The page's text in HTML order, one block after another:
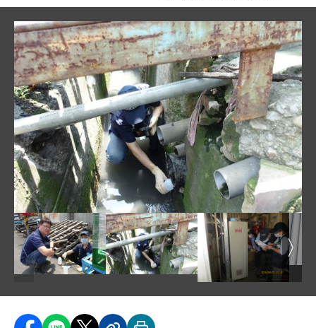
圖片說明：督察人員於事業雨水管進行廢水採樣檢測
圖片說明：會同檢察官以快篩包確認事業排放廢水含
圖片說明：督察人員於事業雨水管進
圖